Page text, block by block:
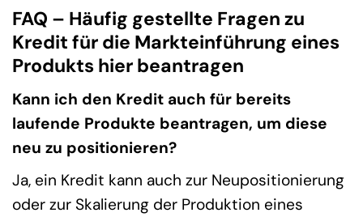
FAQ – Häufig gestellte Fragen zu
Kredit für die Markteinführung eines
Produkts hier beantragen
Kann ich den Kredit auch für bereits
laufende Produkte beantragen, um diese
neu zu positionieren?
Ja, ein Kredit kann auch zur Neupositionierung
oder zur Skalierung der Produktion eines